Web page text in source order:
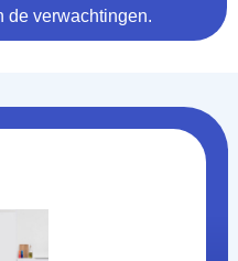
de verwachtingen.